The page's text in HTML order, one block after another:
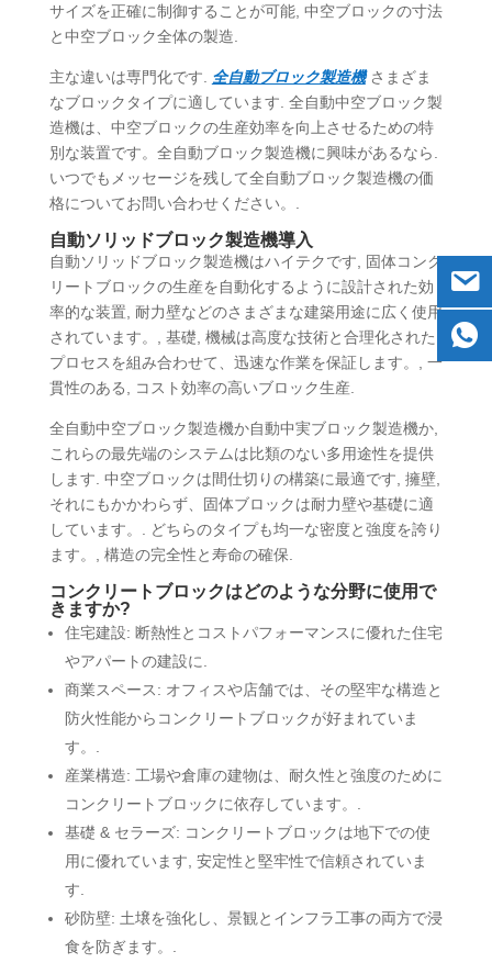
サイズを正確に制御することが可能, 中空ブロックの寸法
と中空ブロック全体の製造.
主な違いは専門化です. 全自動ブロック製造機さまざま
なブロックタイプに適しています. 全自動中空ブロック製
造機は、中空ブロックの生産効率を向上させるための特
別な装置です。全自動ブロック製造機に興味があるなら.
いつでもメッセージを残して全自動ブロック製造機の価
格についてお問い合わせください。.
自動ソリッドブロック製造機導入
自動ソリッドブロック製造機はハイテクです, 固体コンク
リートブロックの生産を自動化するように設計された効
率的な装置, 耐力壁などのさまざまな建築用途に広く使用
されています。, 基礎, 機械は高度な技術と合理化された
プロセスを組み合わせて、迅速な作業を保証します。, 一
貫性のある, コスト効率の高いブロック生産.
全自動中空ブロック製造機か自動中実ブロック製造機か,
これらの最先端のシステムは比類のない多用途性を提供
します. 中空ブロックは間仕切りの構築に最適です, 擁壁,
それにもかかわらず、固体ブロックは耐力壁や基礎に適
しています。. どちらのタイプも均一な密度と強度を誇り
ます。, 構造の完全性と寿命の確保.
コンクリートブロックはどのような分野に使用で
きますか?
住宅建設: 断熱性とコストパフォーマンスに優れた住宅
やアパートの建設に.
商業スペース: オフィスや店舗では、その堅牢な構造と
防火性能からコンクリートブロックが好まれていま
す。.
産業構造: 工場や倉庫の建物は、耐久性と強度のために
コンクリートブロックに依存しています。.
基礎 & セラーズ: コンクリートブロックは地下での使
用に優れています, 安定性と堅牢性で信頼されていま
す.
砂防壁: 土壌を強化し、景観とインフラ工事の両方で浸
食を防ぎます。.